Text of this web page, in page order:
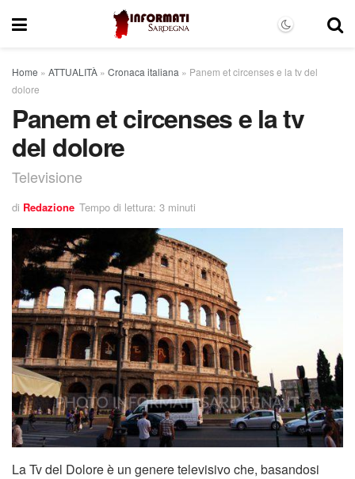
Home » ATTUALITÀ » Cronaca italiana » Panem et circenses e la tv del
dolore
Panem et circenses e la tv
del dolore
Televisione
di Redazione Tempo di lettura: 3 minuti
La Tv del Dolore è un genere televisivo che, basandosi